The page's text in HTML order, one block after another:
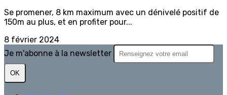
Se promener, 8 km maximum avec un dénivelé positif de
150m au plus, et en profiter pour...
8 février 2024
Je m'abonne à la newsletter
OK